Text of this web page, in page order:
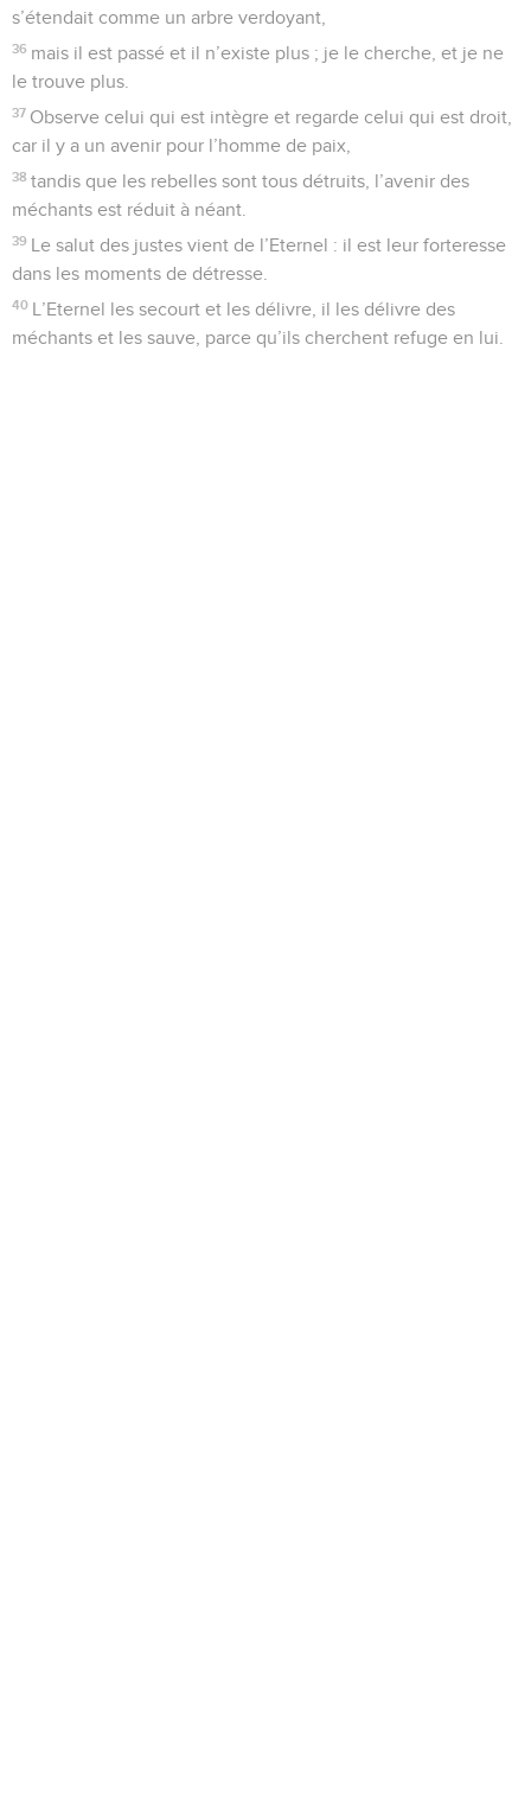
s’étendait comme un arbre verdoyant,
36 mais il est passé et il n’existe plus ; je le cherche, et je ne
le trouve plus.
37 Observe celui qui est intègre et regarde celui qui est droit,
car il y a un avenir pour l’homme de paix,
38 tandis que les rebelles sont tous détruits, l’avenir des
méchants est réduit à néant.
39 Le salut des justes vient de l’Eternel : il est leur forteresse
dans les moments de détresse.
40 L’Eternel les secourt et les délivre, il les délivre des
méchants et les sauve, parce qu’ils cherchent refuge en lui.